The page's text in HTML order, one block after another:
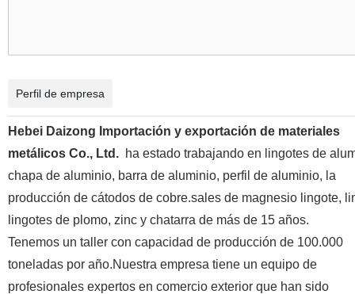
Perfil de empresa
Hebei Daizong Importación y exportación de materiales
metálicos Co., Ltd.
ha estado trabajando en lingotes de
chapa de aluminio, barra de aluminio, perfil de aluminio, la
producción de cátodos de cobre.sales de magnesio lingote,
lingotes de plomo, zinc y chatarra de más de 15 años.
Tenemos un taller con capacidad de producción de 100.000
toneladas por año.Nuestra empresa tiene un equipo de
profesionales expertos en comercio exterior que han sido